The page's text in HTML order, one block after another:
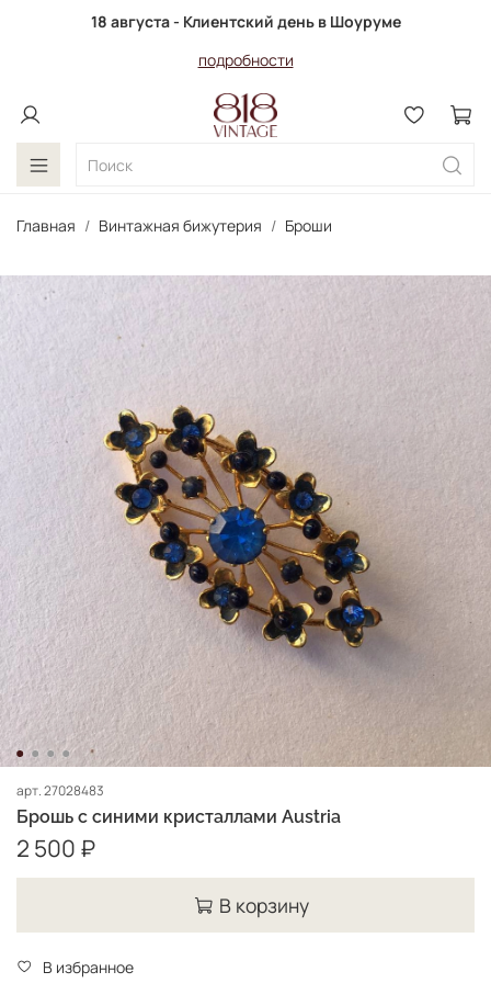
18 августа - Клиентский день в Шоуруме
подробности
Главная Винтажная бижутерия Броши
арт.27028483
Брошь с синими кристаллами Austria
2 500 ₽
В корзину
В избранное